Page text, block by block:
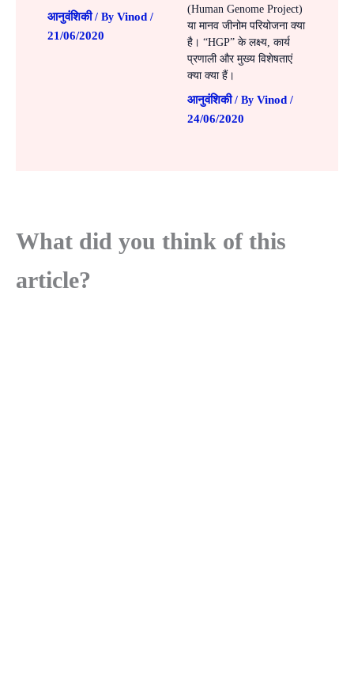
आनुवंशिकी/ By Vinod /
21/06/2020
(Human Genome Project)
या मानव जीनोम परियोजना क्या
है। “HGP” के लक्ष्य, कार्य
प्रणाली और मुख्य विशेषताएं
क्या क्या हैं।
आनुवंशिकी/ By Vinod /
24/06/2020
What did you think of this
article?